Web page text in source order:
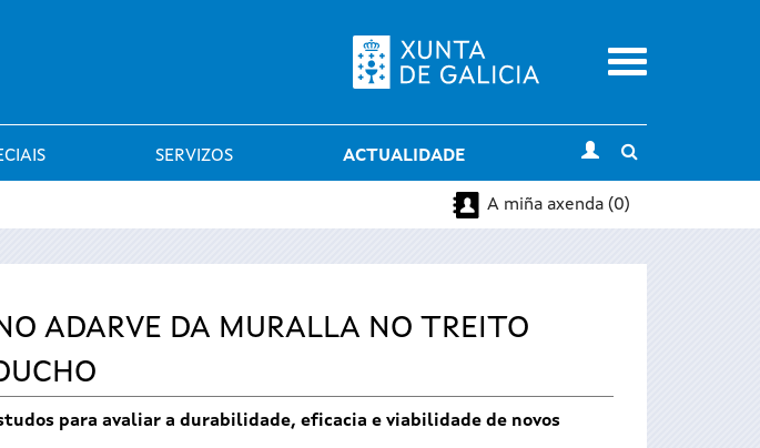
Menu
SERVIZOS ACTUALIDADE
search
A miña axenda (0)
ADARVE DA MURALLA NO TREITO
para avaliar a durabilidade, eficacia e viabilidade de novos